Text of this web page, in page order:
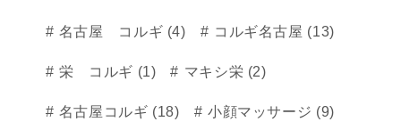
名古屋 コルギ (4) コルギ名古屋 (13)
栄 コルギ (1) マキシ栄 (2)
名古屋コルギ (18) 小顔マッサージ (9)